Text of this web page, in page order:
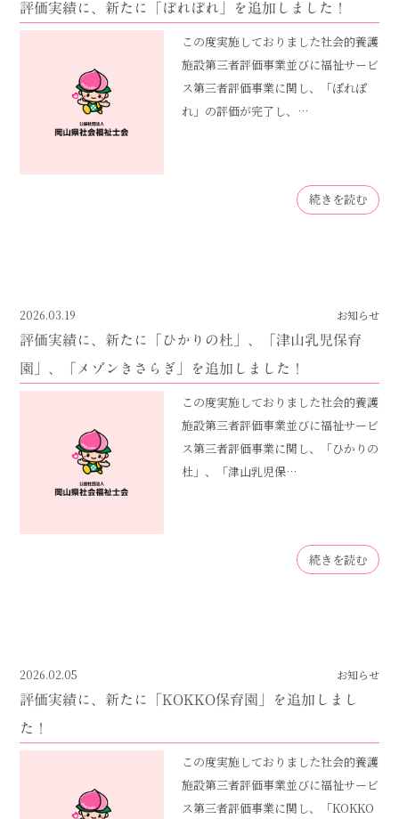
評価実績に、新たに「ぽれぽれ」を追加しました！
この度実施しておりました社会的養護
施設第三者評価事業並びに福祉サービ
ス第三者評価事業に関し、「ぽれぽ
れ」の評価が完了し、…
続きを読む
2026.03.19 お知らせ
評価実績に、新たに「ひかりの杜」、「津山乳児保育
園」、「メゾンきさらぎ」を追加しました！
この度実施しておりました社会的養護
施設第三者評価事業並びに福祉サービ
ス第三者評価事業に関し、「ひかりの
杜」、「津山乳児保…
続きを読む
2026.02.05 お知らせ
評価実績に、新たに「KOKKO保育園」を追加しまし
た！
この度実施しておりました社会的養護
施設第三者評価事業並びに福祉サービ
ス第三者評価事業に関し、「KOKKO